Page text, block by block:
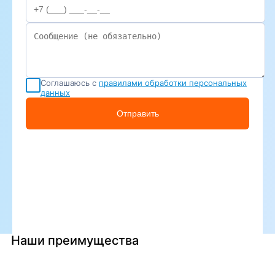
Соглашаюсь с правилами обработки персональных
данных
Отправить
Наши преимущества